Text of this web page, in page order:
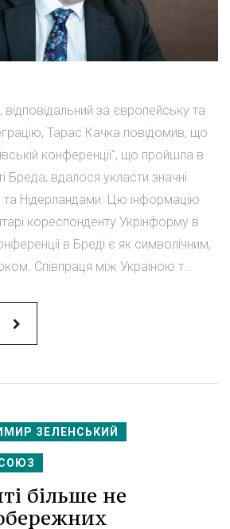
відповідальний за європейську та
Тарас Качка повідомив, що
конференції", що пройшла в
Бреда, вдалося укласти значні
та Нідерландами. Цю інформацію
кореспонденту Укрінформу в
в Бреді є як символічним,
Співпраця між Україною т...
ЗЕЛЕНСЬКИЙ
більше не